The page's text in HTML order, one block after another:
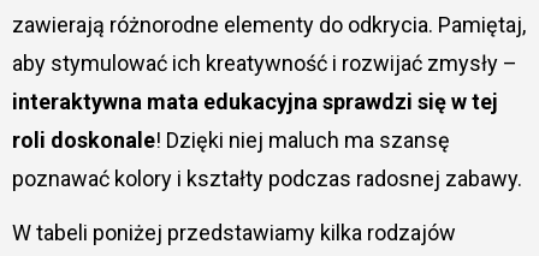
zawierają różnorodne elementy do odkrycia. Pamiętaj,
aby stymulować ich kreatywność i rozwijać zmysły –
interaktywna mata edukacyjna sprawdzi się w tej
roli doskonale! Dzięki niej maluch ma szansę
poznawać kolory i kształty podczas radosnej zabawy.
W tabeli poniżej przedstawiamy kilka rodzajów